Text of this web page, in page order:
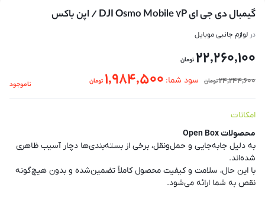
گیمبال دی جی ای DJI Osmo Mobile 7P / اپن باکس
در لوازم جانبی موبایل
22,260,100 تومان
24,244,600تومان سود شما: 1,984,500 تومان ناموجود
امکانات
محصولات Open Box
به دلیل جابه‌جایی و حمل‌ونقل، برخی از بسته‌بندی‌ها دچار آسیب ظاهری
شده‌اند.
با این حال، سلامت و کیفیت محصول کاملاً تضمین‌شده و بدون هیچ‌گونه
نقص به شما ارائه می‌شود.